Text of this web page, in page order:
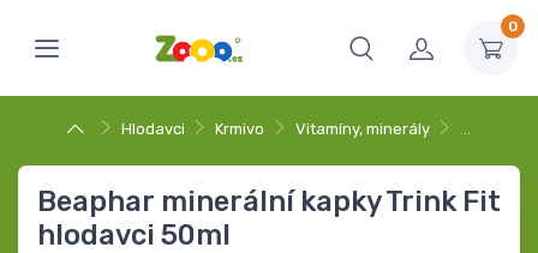
0
Hlodavci Krmivo Vitamíny, minerály …
Beaphar minerální kapky Trink Fit
hlodavci 50ml